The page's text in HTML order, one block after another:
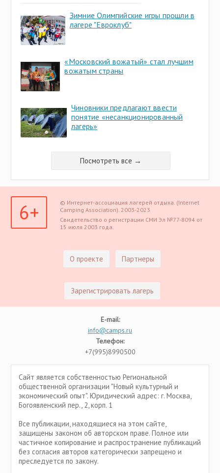
Зимние Олимпийские игры прошли в
лагере "Евроклуб"
«Московский вожатый» стал лучшим
вожатым страны
Чиновники предлагают ввести
понятие «несанкционированный
лагерь»
Посмотреть все →
6+
© Интернет-ассоциация лагерей отдыха. (Internet
Camping Association). 2003-2023
Свидетельство о регистрации СМИ Эл №77-8094 от
15 июля 2003 года.
О проекте Партнеры
Зарегистрировать лагерь
E-mail:
info@camps.ru
Телефон:
+7(995)8990500
Сайт является собственностью Региональной
общественной организации "Новый культурный и
экономический опыт". Юридический адрес: г. Москва,
Богоявленский пер., 2, корп. 1
Все публикации, находящиеся на этом сайте,
защищены законом об авторском праве. Полное или
частичное копирование и распространение публикаций
без согласия авторов категорически запрещено и
преследуется по закону.